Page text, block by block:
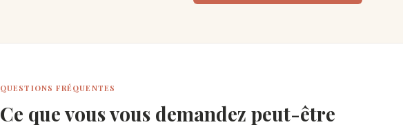
QUESTIONS FRÉQUENTES
Ce que vous vous demandez peut-être